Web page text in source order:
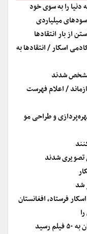
دنیا را به سوی خود
میلیاردی
از بار انتقادها
اسکار / انتقادها به
/ اعلام فهرست
و طراحی مو
شد
فرستاد، افغانستان
رسید